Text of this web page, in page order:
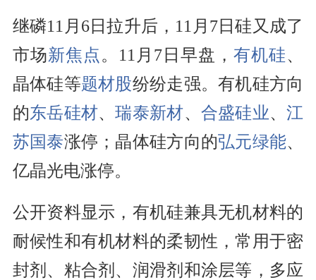
继磷11月6日拉升后，11月7日硅又成了
市场新焦点。11月7日早盘，有机硅、
晶体硅等题材股纷纷走强。有机硅方向
的东岳硅材、瑞泰新材、 合盛硅业、江
苏国泰涨停；晶体硅方向的弘元绿能、
亿晶光电涨停。
公开资料显示，有机硅兼具无机材料的
耐候性和有机材料的柔韧性，常用于密
封剂、粘合剂、润滑剂和涂层等，多应